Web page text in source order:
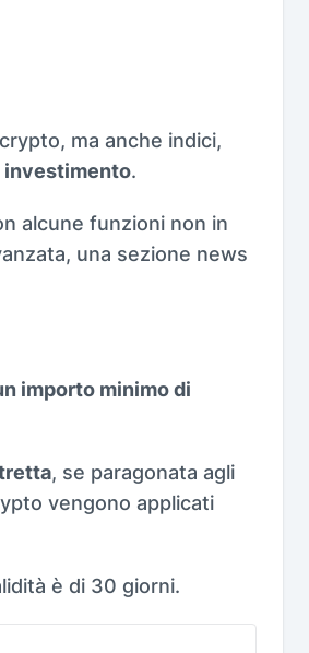
ma anche indici,
investimento.
alcune funzioni non in
una sezione news
importo minimo di
, se paragonata agli
vengono applicati
è di 30 giorni.